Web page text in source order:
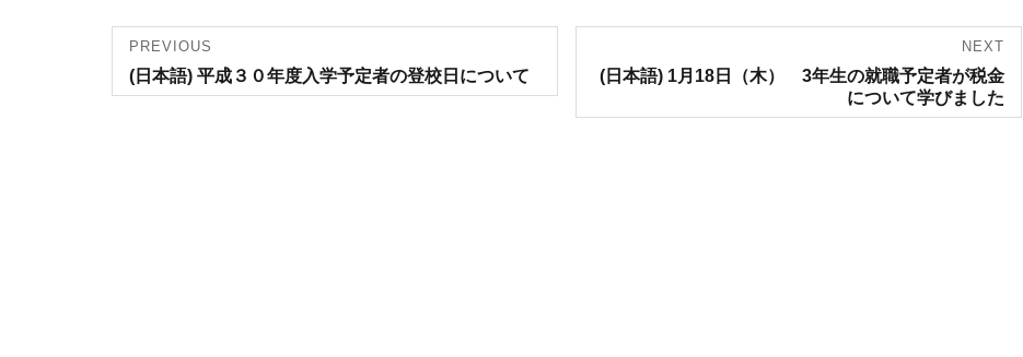
Post
navigation
PREVIOUS
Previous
post:
(日本語) 平成３０年度入学予定者の登校日について
NEXT
Next
post:
(日本語) 1月18日（木） 3年生の就職予定者が税金
について学びました